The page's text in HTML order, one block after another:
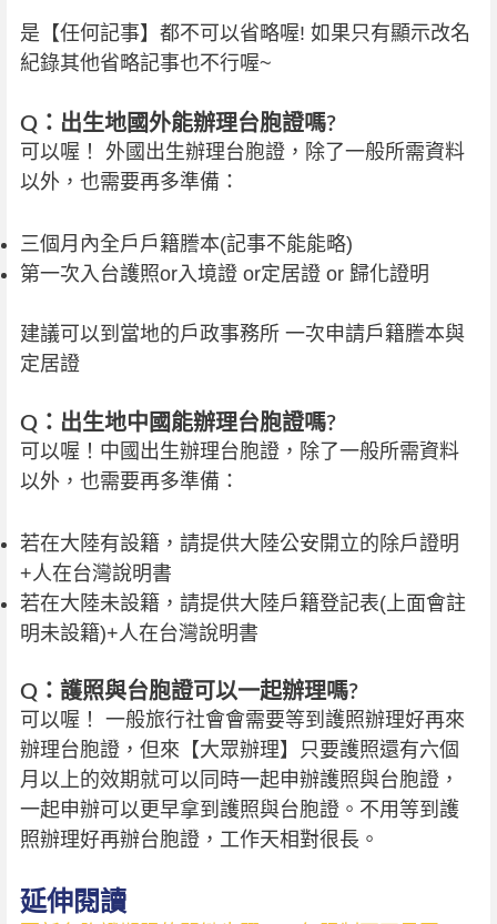
是【任何記事】都不可以省略喔! 如果只有顯示改名
紀錄其他省略記事也不行喔~
Q：出生地國外能辦理台胞證嗎?
可以喔！ 外國出生辦理台胞證，除了一般所需資料
以外，也需要再多準備：
三個月內全戶戶籍謄本(記事不能能略)
第一次入台護照or入境證 or定居證 or 歸化證明
建議可以到當地的戶政事務所 一次申請戶籍謄本與
定居證
Q：出生地中國能辦理台胞證嗎?
可以喔！中國出生辦理台胞證，除了一般所需資料
以外，也需要再多準備：
若在大陸有設籍，請提供大陸公安開立的除戶證明
+人在台灣說明書
若在大陸未設籍，請提供大陸戶籍登記表(上面會註
明未設籍)+人在台灣說明書
Q：護照與台胞證可以一起辦理嗎?
可以喔！ 一般旅行社會會需要等到護照辦理好再來
辦理台胞證，但來【大眾辦理】只要護照還有六個
月以上的效期就可以同時一起申辦護照與台胞證，
一起申辦可以更早拿到護照與台胞證。不用等到護
照辦理好再辦台胞證，工作天相對很長。
延伸閱讀